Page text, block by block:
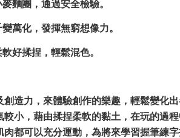
麵團，通過安全檢驗。
萬化，發揮無窮想像力。
好揉捏，輕鬆混色。
創造力，來體驗創作的樂趣，輕鬆變化
較小，藉由揉捏柔軟的黏土，在玩的過
肉都可以充分運動，為將來學習握筆練